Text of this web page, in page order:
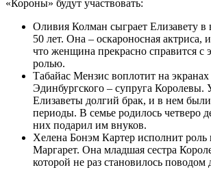
«Короны» будут участвовать:
Оливия Колман сыграет Елизавету в
50 лет. Она – оскароносная актриса,
что женщина прекрасно справится с
ролью.
Табайас Мензис воплотит на экранах
Эдинбургского – супруга
Елизаветы долгий брак, и в нем
периоды. В семье родилось четверо
них подарил им внуков.
Хелена Бонэм Картер исполнит
Маргарет. Она младшая сестра
которой не раз становилось поводом